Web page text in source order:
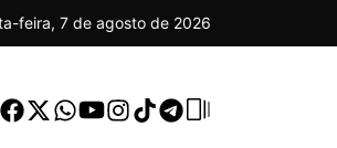
feira, 7 de agosto de 2026